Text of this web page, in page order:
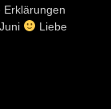
Erklärungen
Liebe